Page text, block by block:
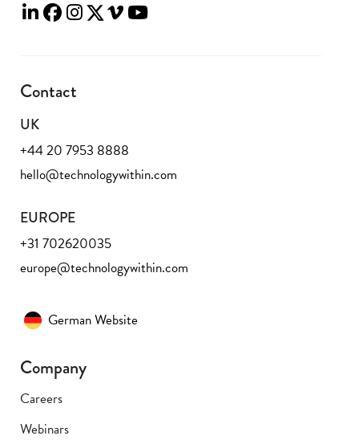
Contact
UK
+44 20 7953 8888
hello@technologywithin.com
EUROPE
+31 702620035
europe@technologywithin.com
German Website
Company
Careers
Webinars